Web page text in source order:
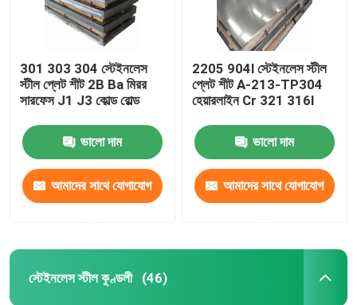
301 303 304 স্টেইনলেস
স্টীল প্লেট শীট 2B Ba মিরর
সারফেস J1 J3 কোল্ড রোল্ড
ভালো দাম
আমাদের সাথে যোগাযোগ
2205 904l স্টেইনলেস স্টীল
প্লেট শীট A-213-TP304
হেয়ারলাইন Cr 321 316l
ভালো দাম
আমাদের সাথে যোগাযোগ
স্টেইনলেস স্টীল কুণ্ডলী (46)